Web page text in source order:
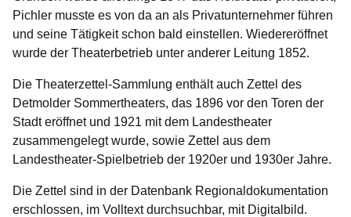
Pichler musste es von da an als Privatunternehmer führen
und seine Tätigkeit schon bald einstellen. Wiedereröffnet
wurde der Theaterbetrieb unter anderer Leitung 1852.
Die Theaterzettel-Sammlung enthält auch Zettel des
Detmolder Sommertheaters, das 1896 vor den Toren der
Stadt eröffnet und 1921 mit dem Landestheater
zusammengelegt wurde, sowie Zettel aus dem
Landestheater-Spielbetrieb der 1920er und 1930er Jahre.
Die Zettel sind in der Datenbank Regionaldokumentation
erschlossen, im Volltext durchsuchbar, mit Digitalbild.